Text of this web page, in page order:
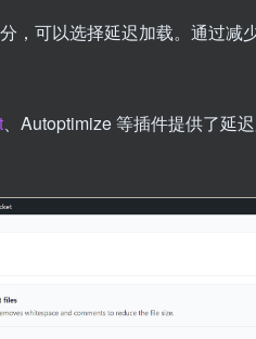
，可以选择延迟加载。通过减
、Autoptimize 等插件提供了延